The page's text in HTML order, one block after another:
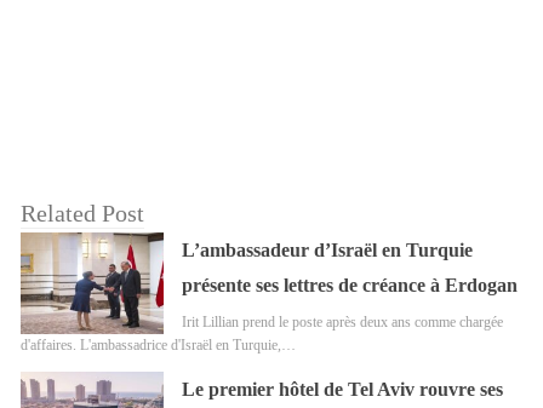
Related Post
L’ambassadeur d’Israël en Turquie
présente ses lettres de créance à Erdogan
Irit Lillian prend le poste après deux ans comme chargée
d'affaires. L'ambassadrice d'Israël en Turquie,…
Le premier hôtel de Tel Aviv rouvre ses